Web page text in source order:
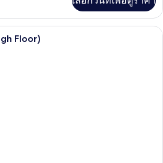
โต๊ะทำงาน, พื้นที่ทำงานแบบใช้แล็ปท็อ
Floor)